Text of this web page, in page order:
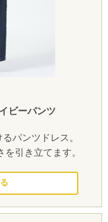
ビーパンツ
パンツドレス。
引き立てます。